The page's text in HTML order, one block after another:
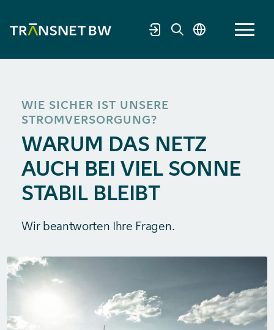
WIE SICHER IST UNSERE
STROMVERSORGUNG?
WARUM DAS NETZ
AUCH BEI VIEL SONNE
STABIL BLEIBT
Wir beantworten Ihre Fragen.